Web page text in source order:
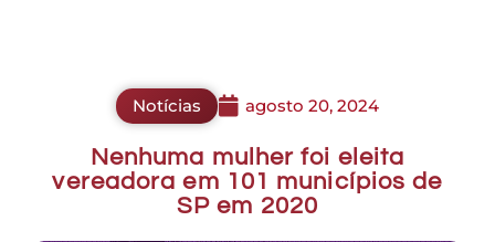
Notícias agosto 20, 2024
Nenhuma mulher foi eleita
vereadora em 101 municípios de
SP em 2020